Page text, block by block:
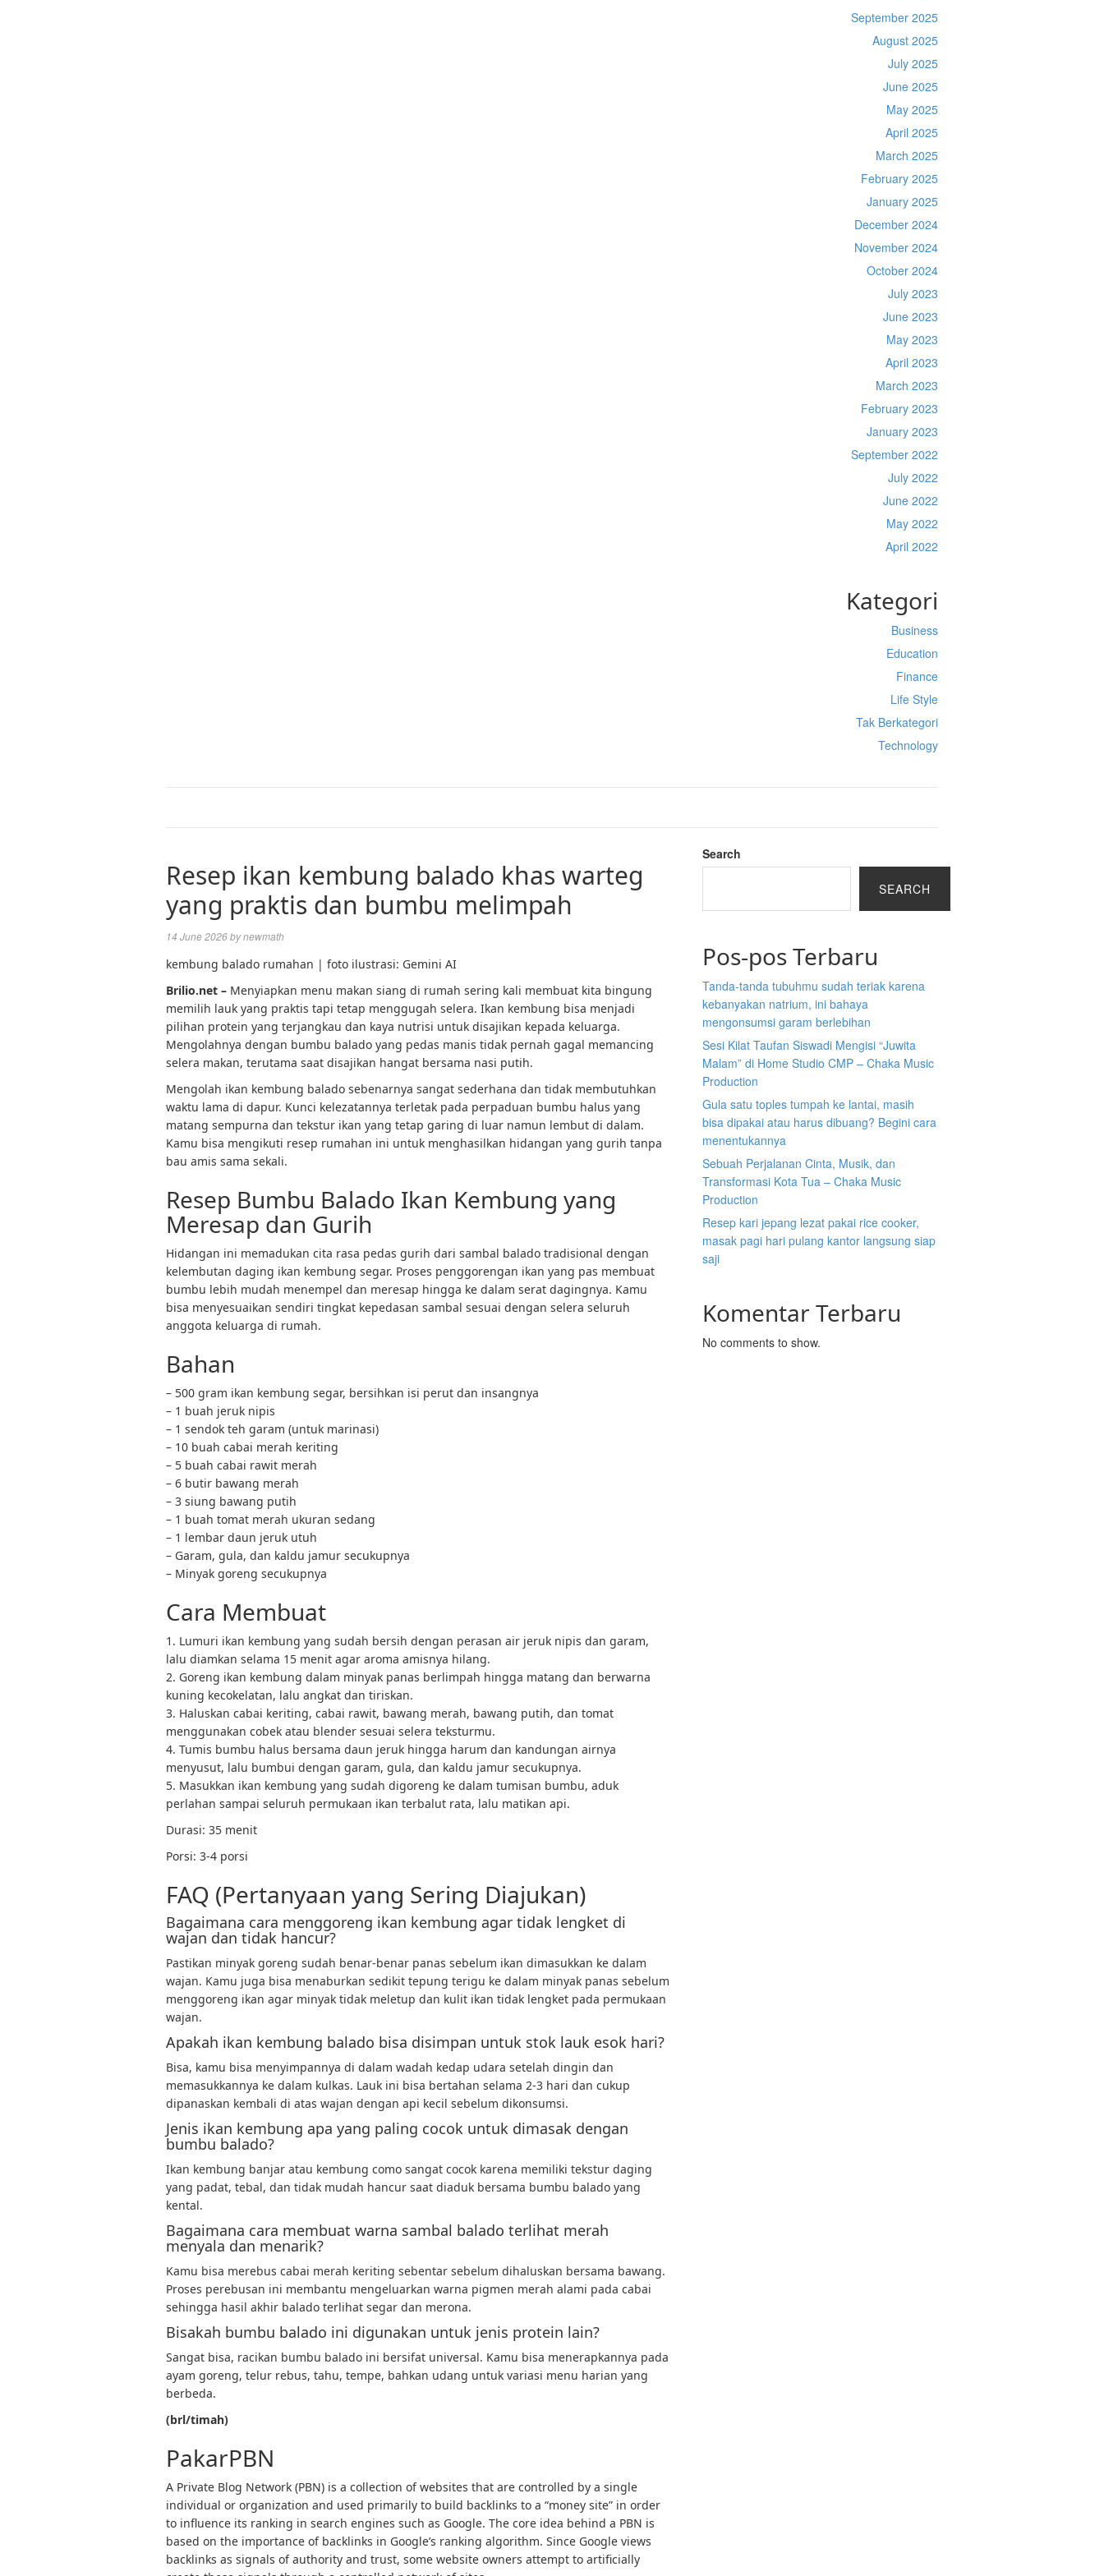
September 2025
August 2025
July 2025
June 2025
May 2025
April 2025
March 2025
February 2025
January 2025
December 2024
November 2024
October 2024
July 2023
June 2023
May 2023
April 2023
March 2023
February 2023
January 2023
September 2022
July 2022
June 2022
May 2022
April 2022
Kategori
Business
Education
Finance
Life Style
Tak Berkategori
Technology
Resep ikan kembung balado khas warteg
yang praktis dan bumbu melimpah
14 June 2026bynewmath
kembung balado rumahan | foto ilustrasi: Gemini AI
Brilio.net – Menyiapkan menu makan siang di rumah sering kali membuat kita bingung
memilih lauk yang praktis tapi tetap menggugah selera. Ikan kembung bisa menjadi
pilihan protein yang terjangkau dan kaya nutrisi untuk disajikan kepada keluarga.
Mengolahnya dengan bumbu balado yang pedas manis tidak pernah gagal memancing
selera makan, terutama saat disajikan hangat bersama nasi putih.
Mengolah ikan kembung balado sebenarnya sangat sederhana dan tidak membutuhkan
waktu lama di dapur. Kunci kelezatannya terletak pada perpaduan bumbu halus yang
matang sempurna dan tekstur ikan yang tetap garing di luar namun lembut di dalam.
Kamu bisa mengikuti resep rumahan ini untuk menghasilkan hidangan yang gurih tanpa
bau amis sama sekali.
Resep Bumbu Balado Ikan Kembung yang
Meresap dan Gurih
Hidangan ini memadukan cita rasa pedas gurih dari sambal balado tradisional dengan
kelembutan daging ikan kembung segar. Proses penggorengan ikan yang pas membuat
bumbu lebih mudah menempel dan meresap hingga ke dalam serat dagingnya. Kamu
bisa menyesuaikan sendiri tingkat kepedasan sambal sesuai dengan selera seluruh
anggota keluarga di rumah.
Bahan
– 500 gram ikan kembung segar, bersihkan isi perut dan insangnya
– 1 buah jeruk nipis
– 1 sendok teh garam (untuk marinasi)
– 10 buah cabai merah keriting
– 5 buah cabai rawit merah
– 6 butir bawang merah
– 3 siung bawang putih
– 1 buah tomat merah ukuran sedang
– 1 lembar daun jeruk utuh
– Garam, gula, dan kaldu jamur secukupnya
– Minyak goreng secukupnya
Cara Membuat
1. Lumuri ikan kembung yang sudah bersih dengan perasan air jeruk nipis dan garam,
lalu diamkan selama 15 menit agar aroma amisnya hilang.
2. Goreng ikan kembung dalam minyak panas berlimpah hingga matang dan berwarna
kuning kecokelatan, lalu angkat dan tiriskan.
3. Haluskan cabai keriting, cabai rawit, bawang merah, bawang putih, dan tomat
menggunakan cobek atau blender sesuai selera teksturmu.
4. Tumis bumbu halus bersama daun jeruk hingga harum dan kandungan airnya
menyusut, lalu bumbui dengan garam, gula, dan kaldu jamur secukupnya.
5. Masukkan ikan kembung yang sudah digoreng ke dalam tumisan bumbu, aduk
perlahan sampai seluruh permukaan ikan terbalut rata, lalu matikan api.
Durasi: 35 menit
Porsi: 3-4 porsi
FAQ (Pertanyaan yang Sering Diajukan)
Bagaimana cara menggoreng ikan kembung agar tidak lengket di
wajan dan tidak hancur?
Pastikan minyak goreng sudah benar-benar panas sebelum ikan dimasukkan ke dalam
wajan. Kamu juga bisa menaburkan sedikit tepung terigu ke dalam minyak panas sebelum
menggoreng ikan agar minyak tidak meletup dan kulit ikan tidak lengket pada permukaan
wajan.
Apakah ikan kembung balado bisa disimpan untuk stok lauk esok hari?
Bisa, kamu bisa menyimpannya di dalam wadah kedap udara setelah dingin dan
memasukkannya ke dalam kulkas. Lauk ini bisa bertahan selama 2-3 hari dan cukup
dipanaskan kembali di atas wajan dengan api kecil sebelum dikonsumsi.
Jenis ikan kembung apa yang paling cocok untuk dimasak dengan
bumbu balado?
Ikan kembung banjar atau kembung como sangat cocok karena memiliki tekstur daging
yang padat, tebal, dan tidak mudah hancur saat diaduk bersama bumbu balado yang
kental.
Bagaimana cara membuat warna sambal balado terlihat merah
menyala dan menarik?
Kamu bisa merebus cabai merah keriting sebentar sebelum dihaluskan bersama bawang.
Proses perebusan ini membantu mengeluarkan warna pigmen merah alami pada cabai
sehingga hasil akhir balado terlihat segar dan merona.
Bisakah bumbu balado ini digunakan untuk jenis protein lain?
Sangat bisa, racikan bumbu balado ini bersifat universal. Kamu bisa menerapkannya pada
ayam goreng, telur rebus, tahu, tempe, bahkan udang untuk variasi menu harian yang
berbeda.
(brl/timah)
PakarPBN
A Private Blog Network (PBN) is a collection of websites that are controlled by a single
individual or organization and used primarily to build backlinks to a “money site” in order
to influence its ranking in search engines such as Google. The core idea behind a PBN is
based on the importance of backlinks in Google’s ranking algorithm. Since Google views
backlinks as signals of authority and trust, some website owners attempt to artificially
Search
SEARCH
Pos-pos Terbaru
Tanda-tanda tubuhmu sudah teriak karena
kebanyakan natrium, ini bahaya
mengonsumsi garam berlebihan
Sesi Kilat Taufan Siswadi Mengisi “Juwita
Malam” di Home Studio CMP – Chaka Music
Production
Gula satu toples tumpah ke lantai, masih
bisa dipakai atau harus dibuang? Begini cara
menentukannya
Sebuah Perjalanan Cinta, Musik, dan
Transformasi Kota Tua – Chaka Music
Production
Resep kari jepang lezat pakai rice cooker,
masak pagi hari pulang kantor langsung siap
saji
Komentar Terbaru
No comments to show.